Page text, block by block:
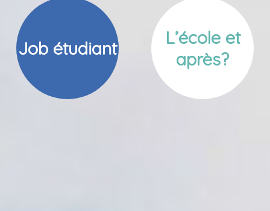
Job étudiant
L’école et
après?